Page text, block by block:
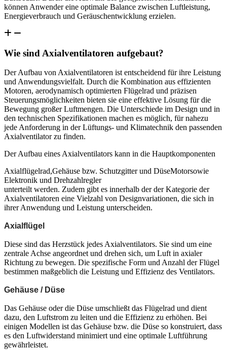
können Anwender eine optimale Balance zwischen Luftleistung,
Energieverbrauch und Geräuschentwicklung erzielen.
Wie sind Axialventilatoren aufgebaut?
Der Aufbau von Axialventilatoren ist entscheidend für ihre Leistung
und Anwendungsvielfalt. Durch die Kombination aus effizienten
Motoren, aerodynamisch optimierten Flügelrad und präzisen
Steuerungsmöglichkeiten bieten sie eine effektive Lösung für die
Bewegung großer Luftmengen. Die Unterschiede im Design und in
den technischen Spezifikationen machen es möglich, für nahezu
jede Anforderung in der Lüftungs- und Klimatechnik den passenden
Axialventilator zu finden.
Der Aufbau eines Axialventilators kann in die Hauptkomponenten
Axialflügelrad,Gehäuse bzw. Schutzgitter und DüseMotorsowie
Elektronik und Drehzahlregler
unterteilt werden. Zudem gibt es innerhalb der der Kategorie der
Axialventilatoren eine Vielzahl von Designvariationen, die sich in
ihrer Anwendung und Leistung unterscheiden.
Axialflügel
Diese sind das Herzstück jedes Axialventilators. Sie sind um eine
zentrale Achse angeordnet und drehen sich, um Luft in axialer
Richtung zu bewegen. Die spezifische Form und Anzahl der Flügel
bestimmen maßgeblich die Leistung und Effizienz des Ventilators.
Gehäuse / Düse
Das Gehäuse oder die Düse umschließt das Flügelrad und dient
dazu, den Luftstrom zu leiten und die Effizienz zu erhöhen. Bei
einigen Modellen ist das Gehäuse bzw. die Düse so konstruiert, dass
es den Luftwiderstand minimiert und eine optimale Luftführung
gewährleistet.